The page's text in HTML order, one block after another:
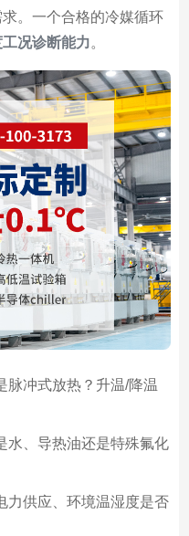
。一个合格的冷媒循环
况诊断能力。
脉冲式放热？升温/降温
水、导热油还是特殊氟化
力供应、环境温湿度是否